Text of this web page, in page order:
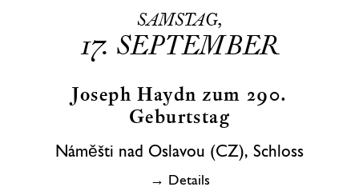
SAMSTAG,
17. SEPTEMBER
Joseph Haydn zum 290.
Geburtstag
Náměšti nad Oslavou (CZ), Schloss
→ Details